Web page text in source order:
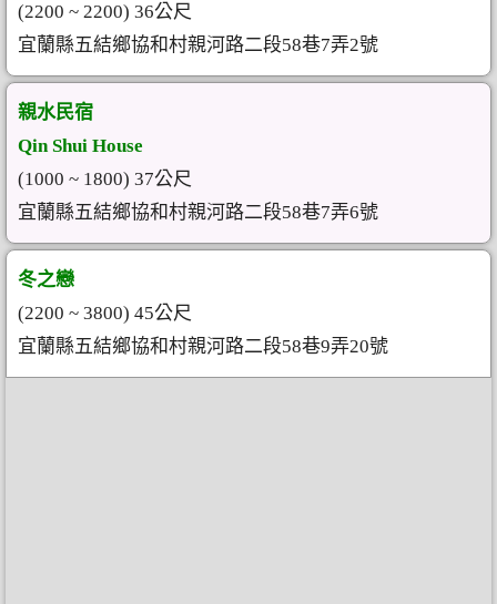
(2200 ~ 2200) 36公尺
宜蘭縣五結鄉協和村親河路二段58巷7弄2號
親水民宿
Qin Shui House
(1000 ~ 1800) 37公尺
宜蘭縣五結鄉協和村親河路二段58巷7弄6號
冬之戀
(2200 ~ 3800) 45公尺
宜蘭縣五結鄉協和村親河路二段58巷9弄20號